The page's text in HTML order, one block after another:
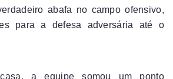
abafa no campo ofensivo,
para a defesa adversária até o
a equipe somou um ponto